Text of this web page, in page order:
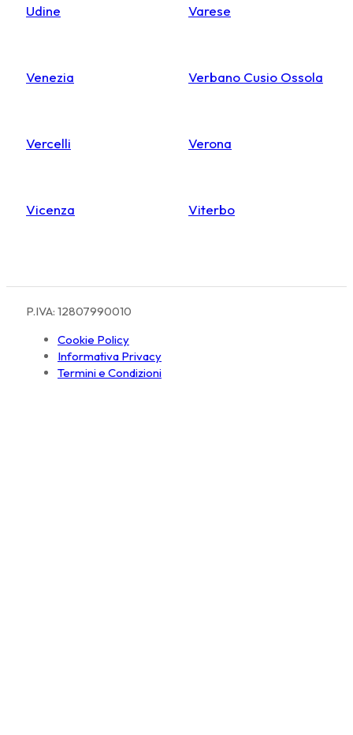
Udine Varese
Venezia Verbano Cusio Ossola
Vercelli Verona
Vicenza Viterbo
P.IVA: 12807990010
Cookie Policy
Informativa Privacy
Termini e Condizioni